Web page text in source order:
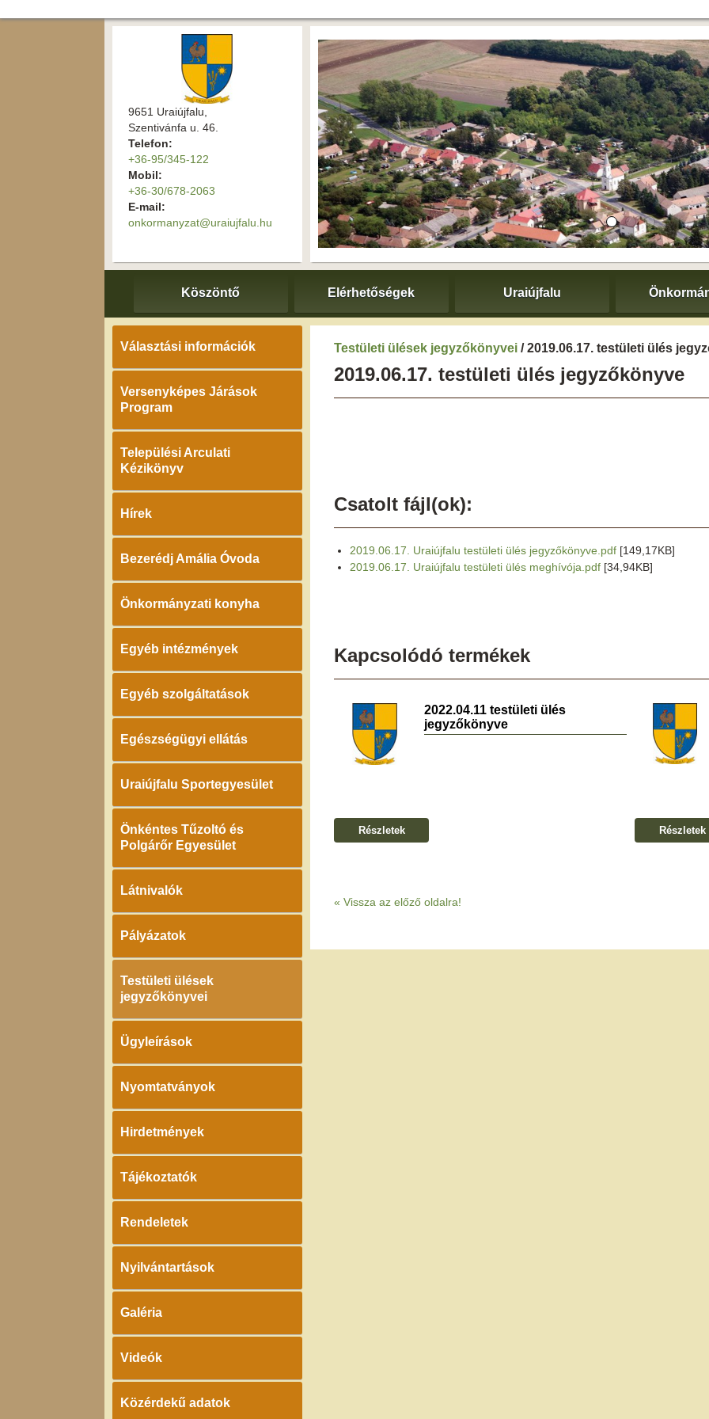
9651 Uraiújfalu,
Szentivánfa u. 46.
Telefon:
+36-95/345-122
Mobil:
+36-30/678-2063
E-mail:
onkormanyzat@uraiujfalu.hu
Köszöntő Elérhetőségek Uraiújfalu
Választási információk
Versenyképes Járások
Program
Települési Arculati
Kézikönyv
Hírek
Bezerédj Amália Óvoda
Önkormányzati konyha
Egyéb intézmények
Egyéb szolgáltatások
Egészségügyi ellátás
Uraiújfalu Sportegyesület
Önkéntes Tűzoltó és
Polgárőr Egyesület
Látnivalók
Pályázatok
Testületi ülések
jegyzőkönyvei
Ügyleírások
Nyomtatványok
Hirdetmények
Tájékoztatók
Rendeletek
Nyilvántartások
Galéria
Videók
Közérdekű adatok
Testületi ülések jegyzőkönyvei / 2019.06.17. testületi ülés
2019.06.17. testületi ülés jegyzőkönyve
Csatolt fájl(ok):
2019.06.17. Uraiújfalu testületi ülés jegyzőkönyve.pdf [149,17KB]
2019.06.17. Uraiújfalu testületi ülés meghívója.pdf [34,94KB]
Kapcsolódó termékek
2022.04.11 testületi ülés
jegyzőkönyve
Részletek Részletek
« Vissza az előző oldalra!